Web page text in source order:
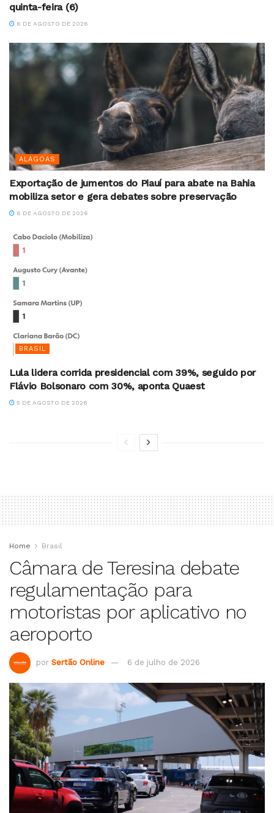
quinta-feira (6)
6 DE AGOSTO DE 2026
ALAGOAS
Exportação de jumentos do Piauí para abate na Bahia
mobiliza setor e gera debates sobre preservação
6 DE AGOSTO DE 2026
BRASIL
Lula lidera corrida presidencial com 39%, seguido por
Flávio Bolsonaro com 30%, aponta Quaest
5 DE AGOSTO DE 2026
Home Brasil
Câmara de Teresina debate
regulamentação para
motoristas por aplicativo no
aeroporto
por Sertão Online 6 de julho de 2026